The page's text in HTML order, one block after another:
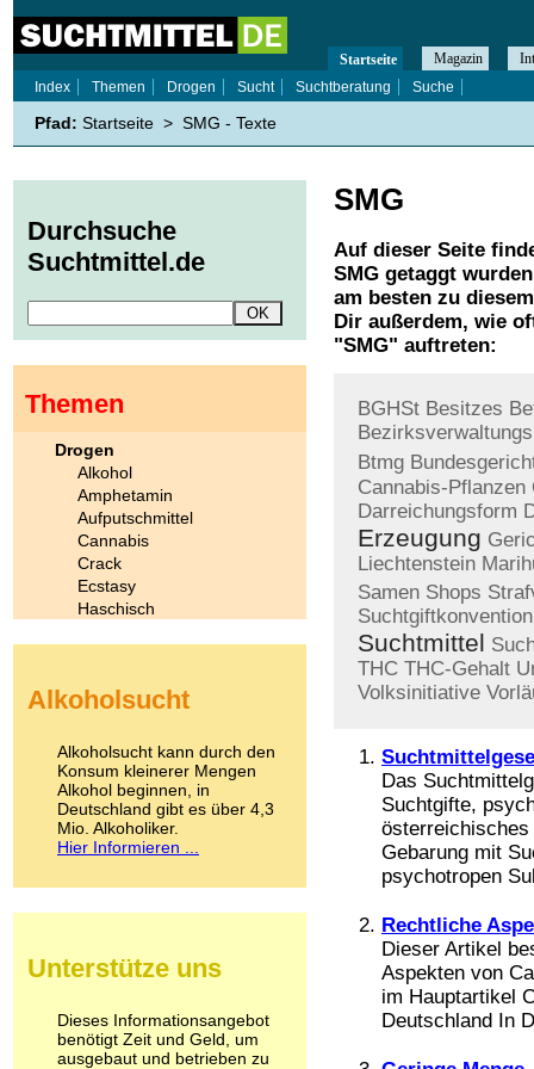
SMG
Auf dieser Seite
SMG getaggt
am besten zu
Dir außerdem, wie
"SMG" auftreten:
BGHSt Besitzes
Btmg
Cannabis-Pflanzen
Darreichungsform
Erzeugung
Liechtenstein
Samen Shops
Suchtgiftkonvention
Suchtmittel
THC THC-Gehalt
Volksinitiative
Das
Suchtgifte,
österreichisches
Gebarung mit
psychotropen
Rechtliche
Dieser Artikel
Aspekten von
im Hauptartikel
Deutschland In
Startseite Magazin
Index
Themen Drogen Sucht Suchtberatung Suche
Pfad: Startseite > SMG - Texte
Durchsuche
Suchtmittel.de
Themen
Drogen
Alkohol
Amphetamin
Aufputschmittel
Cannabis
Crack
Ecstasy
Haschisch
Kokain
LSD
Marihuana
Medikamente
Meskalin
Metamphetamin
Methadon
Pilze
Psychopharmaka
Schlafmittel
Schmerzmittel
Alkoholsucht
Alkoholsucht kann durch den
Konsum kleinerer Mengen
Alkohol beginnen, in
Deutschland gibt es über 4,3
Mio. Alkoholiker.
Hier Informieren ...
Unterstütze uns
Dieses Informationsangebot
benötigt Zeit und Geld, um
ausgebaut und betrieben zu